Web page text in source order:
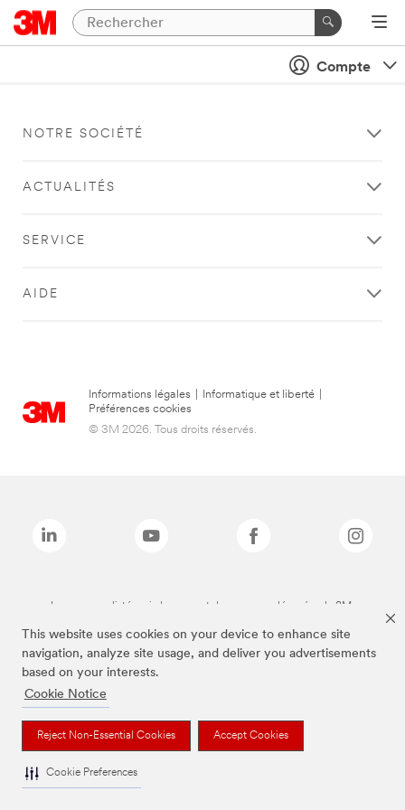
This website uses cookies on your device to enhance site
navigation, analyze site usage, and deliver you advertisements
based on your interests.
Cookie Notice
Reject Non-Essential Cookies Accept Cookies
Cookie Preferences
Compte
NOTRE SOCIÉTÉ
ACTUALITÉS
SERVICE
AIDE
Informations légales Informatique et liberté
Préférences cookies
© 3M 2026. Tous droits réservés.
Les marques listées ci-dessus sont des marques déposées de 3M.